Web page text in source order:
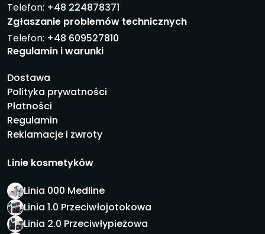
Telefon: +48 224878371
Zgłaszanie problemów technicznych
Telefon: +48 609527810
Regulamin i warunki
Dostawa
Polityka prywatności
Płatności
Regulamin
Reklamacje i zwroty
Linie kosmetyków
Linia 000 Medline
Linia 1.0 Przeciwłojotokowa
Linia 2.0 Przeciwłypieżowa